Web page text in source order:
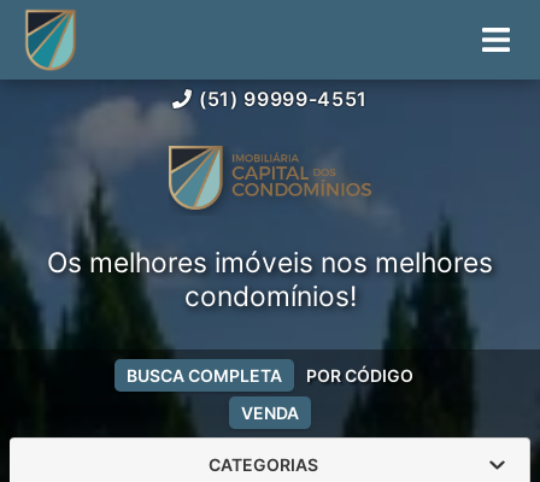
(51) 99999-4551
Os melhores imóveis nos melhores
condomínios!
VENDA
BUSCA COMPLETA POR CÓDIGO
CATEGORIAS